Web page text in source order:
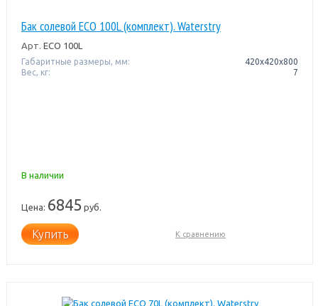
Бак солевой ECO 100L (комплект). Waterstry
Арт. ECO 100L
Габаритные размеры, мм:
420x420х800
Вес, кг:
7
В наличии
Цена: 6845 руб.
Купить К сравнению